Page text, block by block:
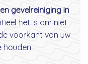
gevelreiniging in
het is om niet
voorkant van uw
houden.